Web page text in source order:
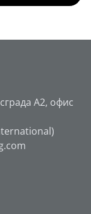
А2, офис